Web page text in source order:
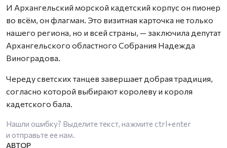
И Архангельский морской кадетский корпус он пионер
во всём, он флагман. Это визитная карточка не только
нашего региона, но и всей страны, — заключила депутат
Архангельского областного Собрания Надежда
Виноградова.
Череду светских танцев завершает добрая традиция,
согласно которой выбирают королеву и короля
кадетского бала.
Нашли ошибку? Выделите текст, нажмите ctrl+enter
и отправьте ее нам.